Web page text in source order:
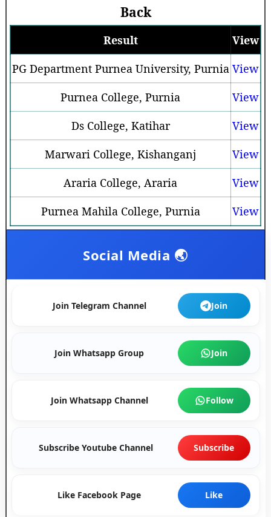
Back
Result
View
PG Department Purnea University, Purnia View
Purnea College, Purnia
View
Ds College, Katihar
View
Marwari College, Kishanganj
View
Araria College, Araria
View
Purnea Mahila College, Purnia
View
Social Media 🌏
Join Telegram Channel Join
Join Whatsapp Group Join
Join Whatsapp Channel Follow
Subscribe Youtube Channel Subscribe
Like Facebook Page Like